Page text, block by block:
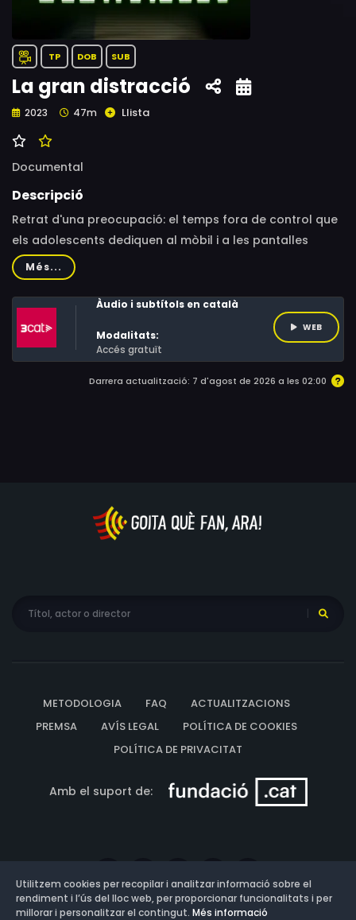
TP DOB SUB
La gran distracció
2023 47m Llista
Documental
Descripció
Retrat d'una preocupació: el temps fora de control que
els adolescents dediquen al mòbil i a les pantalles
recreatives.
Més...
Àudio i subtítols en català
Modalitats:
Accés gratuït
WEB
Darrera actualització: 7 d'agost de 2026 a les 02:00
METODOLOGIA FAQ
ACTUALITZACIONS
PREMSA
AVÍS LEGAL
POLÍTICA DE COOKIES
POLÍTICA DE PRIVACITAT
Amb el suport de:
Utilitzem cookies per recopilar i analitzar informació sobre el
rendiment i l’ús del lloc web, per proporcionar funcionalitats i per
millorar i personalitzar el contingut. Més informació